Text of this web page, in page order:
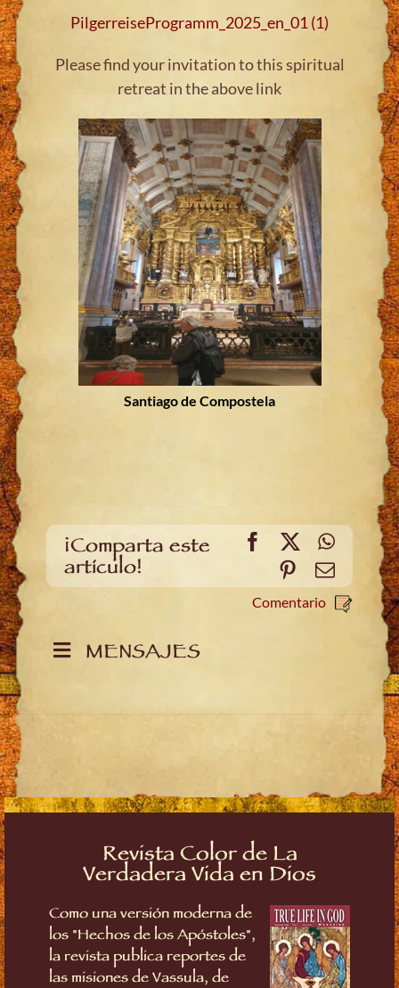
PilgerreiseProgramm_2025_en_01 (1)
Please find your invitation to this spiritual
retreat in the above link
Santiago de Compostela
¡Comparta este
artículo!
Facebook
PinterestEmail
Comentario
MENSAJES
Revista Color de La
Verdadera Vida en Dios
Como una versión moderna de
los "Hechos de los Apóstoles",
la revista publica reportes de
las misiones de Vassula, de